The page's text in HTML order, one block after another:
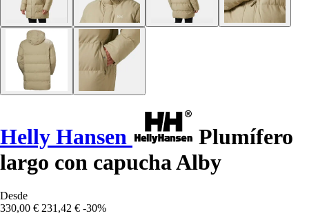
Helly Hansen
Plumífero
largo con capucha Alby
Desde
330,00 € 231,42 € -30%